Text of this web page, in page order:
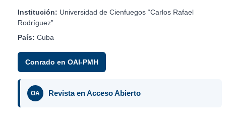
Institución: Universidad de Cienfuegos “Carlos Rafael
Rodríguez”
País: Cuba
Conrado en OAI-PMH
OA Revista en Acceso Abierto